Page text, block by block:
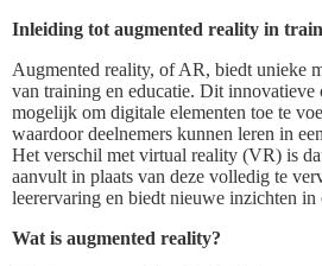
Inleiding tot augmented reality in
Augmented reality, of AR, biedt unieke
van training en educatie. Dit innovatieve
mogelijk om digitale elementen toe te
waardoor deelnemers kunnen leren in
Het verschil met virtual reality (VR) is
aanvult in plaats van deze volledig te
leerervaring en biedt nieuwe inzichten
Wat is augmented reality?